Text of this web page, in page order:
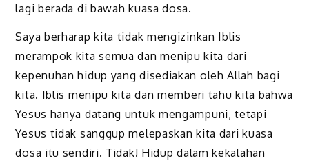
lagi berada di bawah kuasa dosa.
Saya berharap kita tidak mengizinkan Iblis
merampok kita semua dan menipu kita dari
kepenuhan hidup yang disediakan oleh Allah bagi
kita. Iblis menipu kita dan memberi tahu kita bahwa
Yesus hanya datang untuk mengampuni, tetapi
Yesus tidak sanggup melepaskan kita dari kuasa
dosa itu sendiri. Tidak! Hidup dalam kekalahan